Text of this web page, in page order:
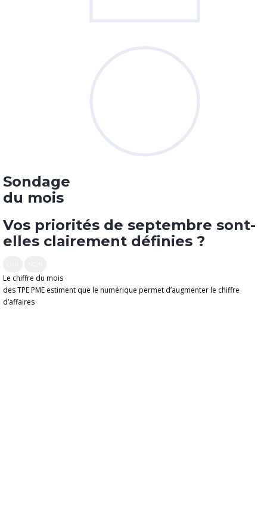
Sondage
du mois
Vos priorités de septembre sont-
elles clairement définies ?
Le chiffre du mois
des TPE PME estiment que le numérique permet d’augmenter le chiffre
d’affaires